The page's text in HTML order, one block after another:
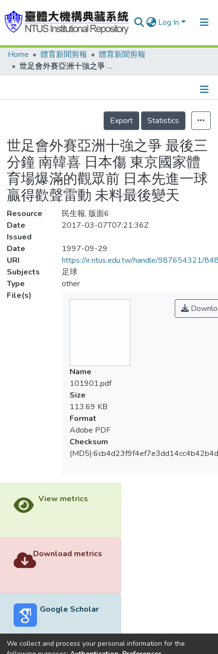
Log In
Communities & Collections
Statistics
Home 體育新聞剪報
體育新聞剪報
世足會外賽亞洲十強之爭 最後三分鐘 南韓喜 日本傷 東京國家體育場爆滿的觀眾前 日本先進一球贏得歡聲雷動 未料最後變天
Details
Export
Statistics
世足會外賽亞洲十強之爭 最後三
分鐘 南韓喜 日本傷 東京國家體
育場爆滿的觀眾前 日本先進一球
贏得歡聲雷動 未料最後變天
Resource
民生報, 版面6
Date
Issued
2017-03-07T07:21:36Z
Date
1997-09-29
URI
https://ir.ntus.edu.tw/handle/987654321/
Subjects
足球
Type
other
File(s)
Name
101901.pdf
Size
113.69 KB
Format
Adobe PDF
Checksum
View metrics
Download metrics
Google Scholar
We collect and process your personal information for the